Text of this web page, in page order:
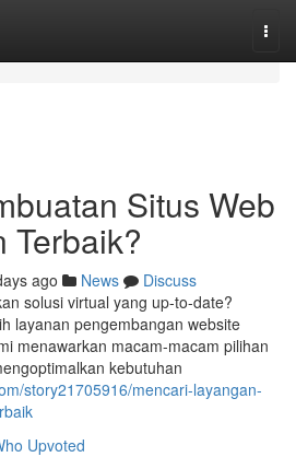
Situs Web
Terbaik?
ago News
Discuss
solusi virtual yang up-to-date?
layanan pengembangan website
menawarkan macam-macam pilihan
kebutuhan
story21705916/mencari-layangan-
Upvoted